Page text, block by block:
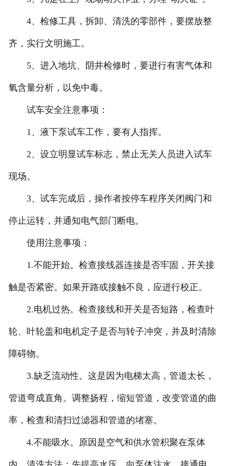
4、检修工具，拆卸、清洗的零部件，要摆放整
齐，实行文明施工。
5、进入地坑、阴井检修时，要进行有害气体和
氧含量分析，以免中毒。
试车安全注意事项：
1、液下泵试车工作，要有人指挥。
2、设立明显试车标志，禁止无关人员进入试车
现场。
3、试车完成后，操作者按停车程序关闭阀门和
停止运转，并通知电气部门断电。
使用注意事项：
1.不能开始。检查接线器连接是否牢固，开关接
触是否紧密。如果开路或接触不良，应进行校正。
2.电机过热。检查接线和开关是否短路，检查叶
轮、叶轮盖和电机定子是否与转子冲突，并及时清除
障碍物。
3.缺乏流动性。这是因为电梯太高，管道太长，
管道弯成直角。调整扬程，缩短管道，改变管道的曲
率，检查和清扫过滤器和管道的堵塞。
4.不能吸水。原因是空气和供水管积聚在泵体